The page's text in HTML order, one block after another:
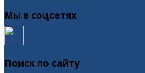
Мы в соцсетях
Поиск по сайту